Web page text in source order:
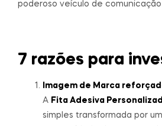
poderoso veículo de
7 razões para
Imagem de Marca
A Fita Adesiva
simples transformada por